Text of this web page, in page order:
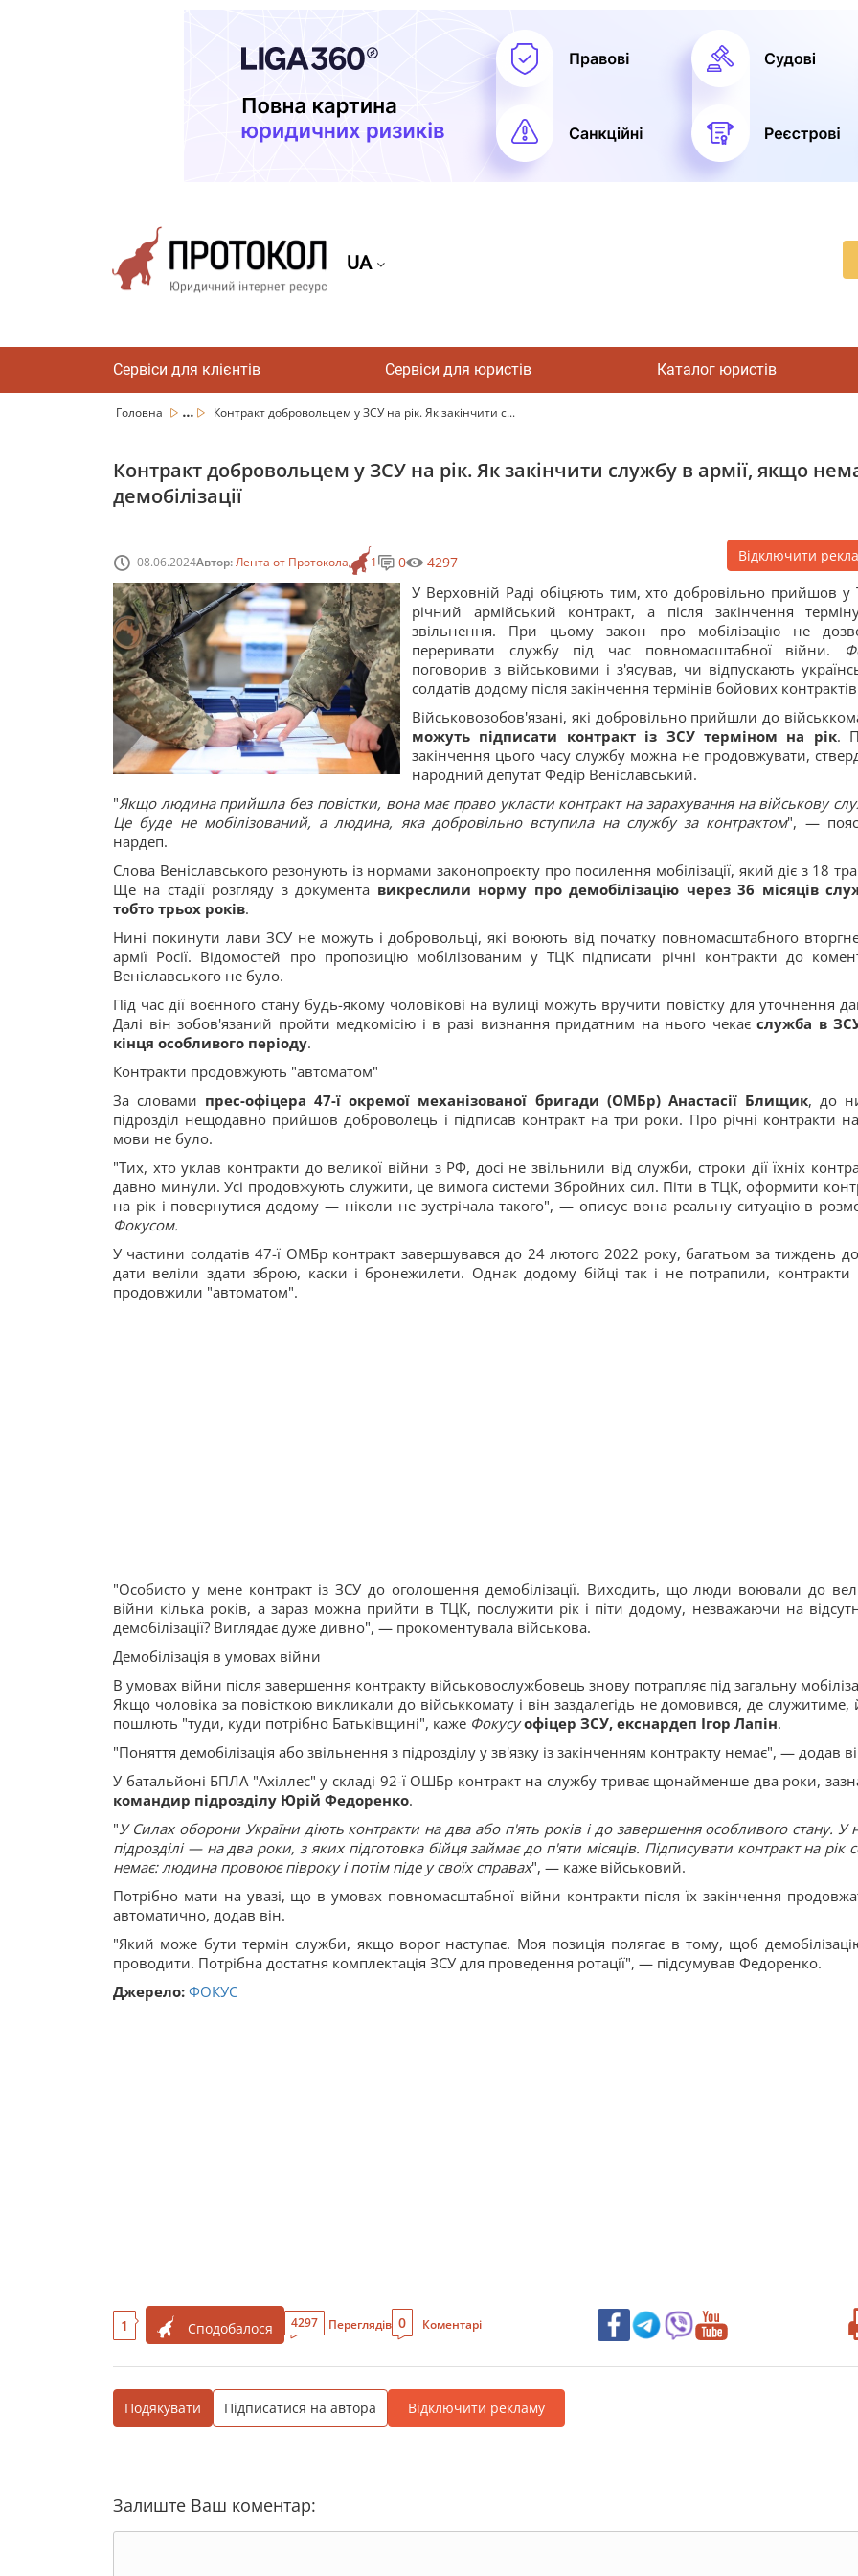
UA
Сервіси для клієнтів Сервіси для юристів Каталог юристів
Головна ... Контракт добровольцем у ЗСУ на рік. Як закінчити с...
Контракт добровольцем у ЗСУ на рік. Як закінчити службу в армії, якщо
демобілізації
08.06.2024Автор:Лента от Протокола 1 0 4297 Відключити
У Верховній Раді обіцяють тим, хто добровільно прийшов у
річний армійський контракт, а після закінчення
звільнення. При цьому закон про мобілізацію не
переривати службу під час повномасштабної війни.
поговорив з військовими і з'ясував, чи відпускають
солдатів додому після закінчення термінів бойових
Військовозобов'язані, які добровільно прийшли до
можуть підписати контракт із ЗСУ терміном на рік.
закінчення цього часу службу можна не продовжувати,
народний депутат Федір Веніславський.
"Якщо людина прийшла без повістки, вона має право укласти контракт на зарахування на військову
Це буде не мобілізований, а людина, яка добровільно вступила на службу за контрактом", —
нардеп.
Слова Веніславського резонують із нормами законопроєкту про посилення мобілізації, який діє з 18
Ще на стадії розгляду з документа викреслили норму про демобілізацію через 36 місяців
тобто трьох років.
Нині покинути лави ЗСУ не можуть і добровольці, які воюють від початку повномасштабного
армії Росії. Відомостей про пропозицію мобілізованим у ТЦК підписати річні контракти до
Веніславського не було.
Під час дії воєнного стану будь-якому чоловікові на вулиці можуть вручити повістку для уточнення
Далі він зобов'язаний пройти медкомісію і в разі визнання придатним на нього чекаєслужба в
кінця особливого періоду.
Контракти продовжують "автоматом"
За словами прес-офіцера 47-ї окремої механізованої бригади (ОМБр) Анастасії Блищик, до
підрозділ нещодавно прийшов доброволець і підписав контракт на три роки. Про річні контракти
мови не було.
"Тих, хто уклав контракти до великої війни з РФ, досі не звільнили від служби, строки дії їхніх
давно минули. Усі продовжують служити, це вимога системи Збройних сил. Піти в ТЦК, оформити
на рік і повернутися додому — ніколи не зустрічала такого", — описує вона реальну ситуацію в
Фокусом.
У частини солдатів 47-ї ОМБр контракт завершувався до 24 лютого 2022 року, багатьом за тиждень до
дати веліли здати зброю, каски і бронежилети. Однак додому бійці так і не потрапили, контракти
продовжили "автоматом".
"Особисто у мене контракт із ЗСУ до оголошення демобілізації. Виходить, що люди воювали до
війни кілька років, а зараз можна прийти в ТЦК, послужити рік і піти додому, незважаючи на
демобілізації? Виглядає дуже дивно", — прокоментувала військова.
Демобілізація в умовах війни
В умовах війни після завершення контракту військовослужбовець знову потрапляє під загальну
Якщо чоловіка за повісткою викликали до військкомату і він заздалегідь не домовився, де служитиме,
пошлють "туди, куди потрібно Батьківщині", каже Фокусуофіцер ЗСУ, екснардеп Ігор Лапін.
"Поняття демобілізація або звільнення з підрозділу у зв'язку із закінченням контракту немає", — додав
У батальйоні БПЛА "Ахіллес" у складі 92-ї ОШБр контракт на службу триває щонайменше два роки,
командир підрозділу Юрій Федоренко.
"У Силах оборони України діють контракти на два або п'ять років і до завершення особливого стану. У
підрозділі — на два роки, з яких підготовка бійця займає до п'яти місяців. Підписувати контракт на рік
немає: людина провоює півроку і потім піде у своїх справах", — каже військовий.
Потрібно мати на увазі, що в умовах повномасштабної війни контракти після їх закінчення
автоматично, додав він.
"Який може бути термін служби, якщо ворог наступає. Моя позиція полягає в тому, щоб
проводити. Потрібна достатня комплектація ЗСУ для проведення ротації", — підсумував Федоренко.
Джерело: ФОКУС
1 Сподобалося 4297 Переглядів 0 Коментарі
Подякувати Підписатися на автора Відключити рекламу
Залиште Ваш коментар: